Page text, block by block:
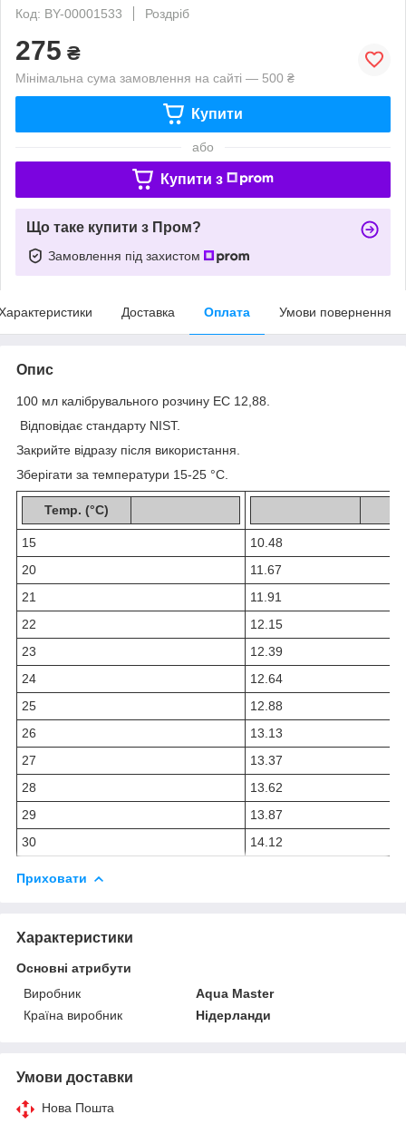
Код: BY-00001533
Роздріб
275 ₴
Мінімальна сума замовлення на сайті — 500 ₴
Купити
або
Купити з
Що таке купити з Пром?
Замовлення під захистом
Доставка Оплата Умови повернення
Опис
100 мл калібрувального розчину EC 12,88.
Відповідає стандарту NIST.
Закрийте відразу після використання.
Зберігати за температури 15-25 °C.
Temp. (°C)
15
10.48
20
11.67
21
11.91
22
12.15
23
12.39
24
12.64
25
12.88
26
13.13
27
13.37
28
13.62
29
13.87
30
14.12
Приховати
Характеристики
Основні атрибути
Виробник
Aqua Master
Країна виробник
Нідерланди
Умови доставки
Нова Пошта